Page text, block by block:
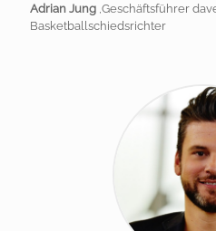
Adrian Jung ,Geschäftsführer
Basketballschiedsrichter